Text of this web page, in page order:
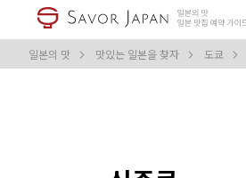
일본의 맛 맛있는 일본을 찾자 도쿄